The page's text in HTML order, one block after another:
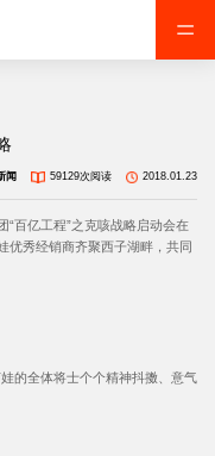
闻 59129次阅读 2018.01.23
“百亿工程”之克咳战略启动会在
优秀经销商齐聚西子湖畔，共同
的全体将士个个精神抖擞、意气